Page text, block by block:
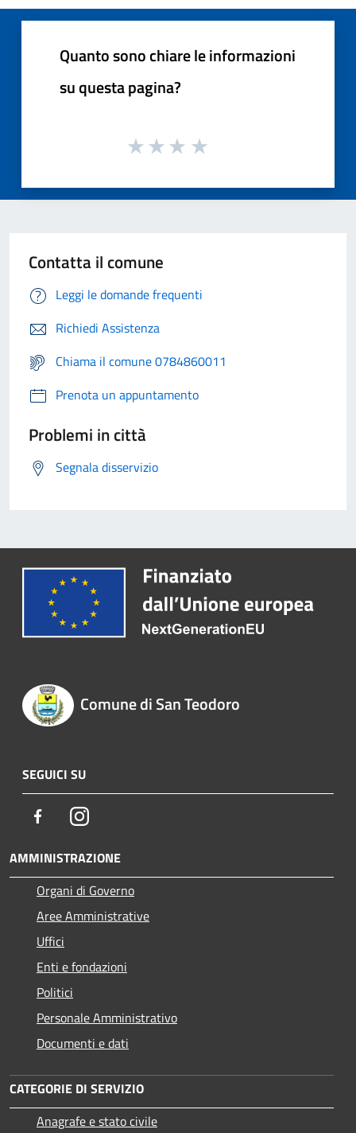
Quanto sono chiare le informazioni
su questa pagina?
Contatta il comune
Leggi le domande frequenti
Richiedi Assistenza
Chiama il comune 0784860011
Prenota un appuntamento
Problemi in città
Segnala disservizio
Comune di San Teodoro
SEGUICI SU
FacebookInstagram
AMMINISTRAZIONE
Organi di Governo
Aree Amministrative
Uffici
Enti e fondazioni
Politici
Personale Amministrativo
Documenti e dati
CATEGORIE DI SERVIZIO
Anagrafe e stato civile